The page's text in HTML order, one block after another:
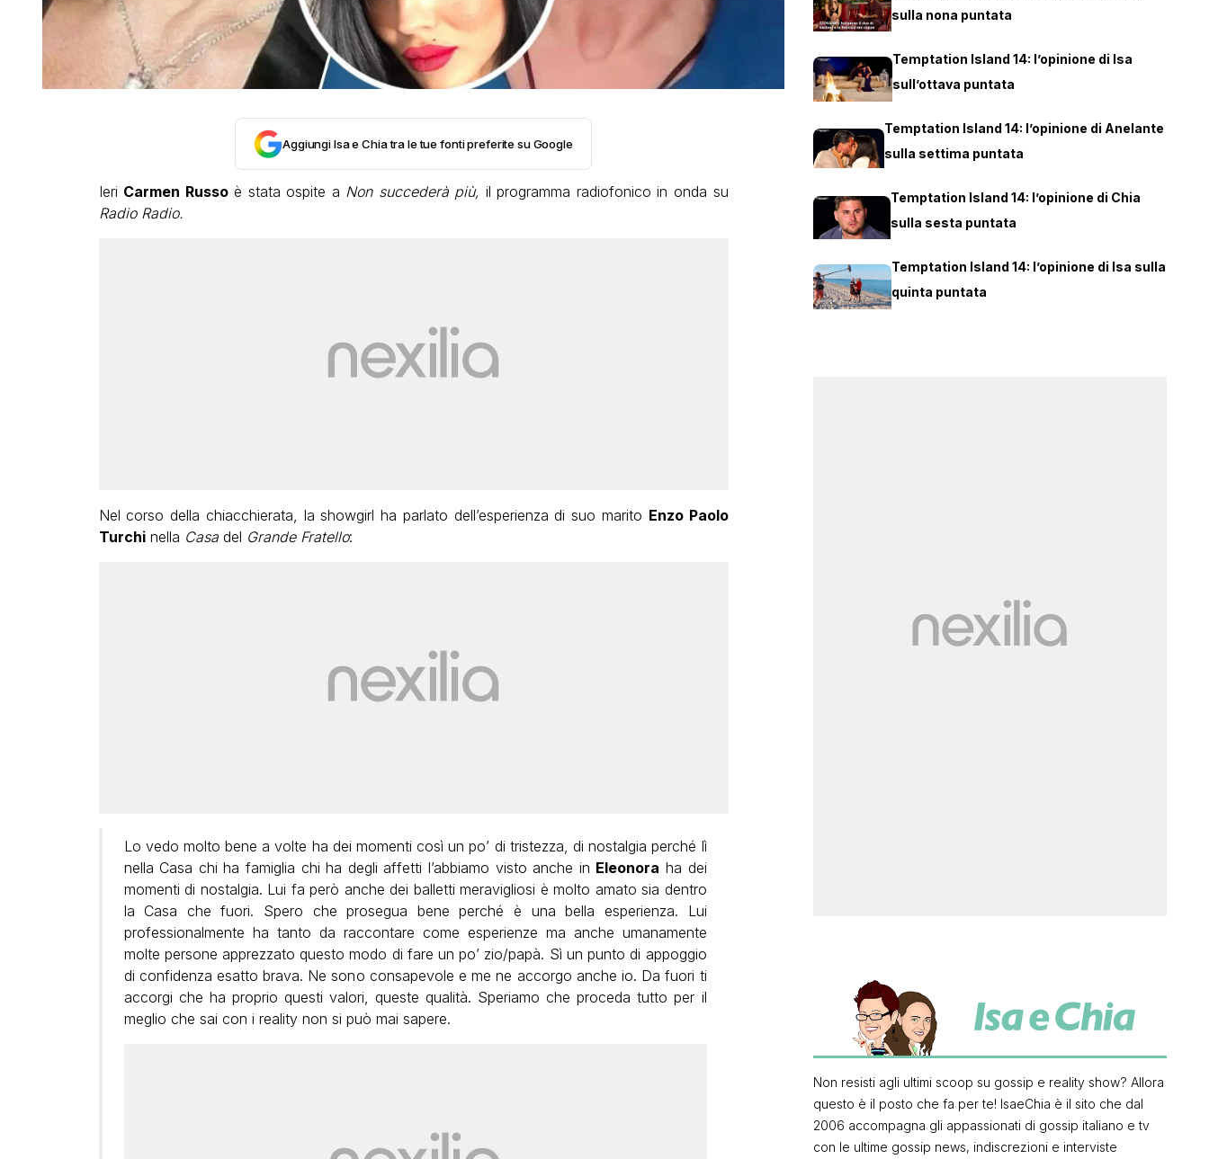
Aggiungi Isa e Chia tra le tue fonti preferite su Google
Ieri Carmen Russoè stata ospite a Non succederà più, il programma radiofonico in onda su
Radio Radio.
Nel corso della chiacchierata, la showgirl ha parlato dell’esperienza di suo marito Enzo Paolo
Turchinella Casadel Grande Fratello:
Lo vedo molto bene a volte ha dei momenti così un po’ di tristezza, di nostalgia perché lì
nella Casa chi ha famiglia chi ha degli affetti l’abbiamo visto anche in Eleonora ha dei
momenti di nostalgia. Lui fa però anche dei balletti meravigliosi è molto amato sia dentro
la Casa che fuori. Spero che prosegua bene perché è una bella esperienza. Lui
professionalmente ha tanto da raccontare come esperienze ma anche umanamente
molte persone apprezzato questo modo di fare un po’ zio/papà. Sì un punto di appoggio
di confidenza esatto brava. Ne sono consapevole e me ne accorgo anche io. Da fuori ti
accorgi che ha proprio questi valori, queste qualità. Speriamo che proceda tutto per il
meglio che sai con i reality non si può mai sapere.
sulla nona puntata
Temptation Island 14: l’opinione di Isa
sull’ottava puntata
Temptation Island 14: l’opinione di Anelante
sulla settima puntata
Temptation Island 14: l’opinione di Chia
sulla sesta puntata
Temptation Island 14: l’opinione di Isa sulla
quinta puntata
Non resisti agli ultimi scoop su gossip e reality show? Allora
questo è il posto che fa per te! IsaeChia è il sito che dal
2006 accompagna gli appassionati di gossip italiano e tv
con le ultime gossip news, indiscrezioni e interviste